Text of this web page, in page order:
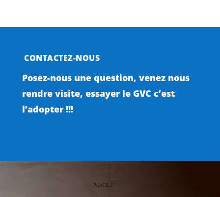
CONTACTEZ-NOUS
Posez-nous une question, venez nous
rendre visite, essayer le GVC c’est
l’adopter !!!